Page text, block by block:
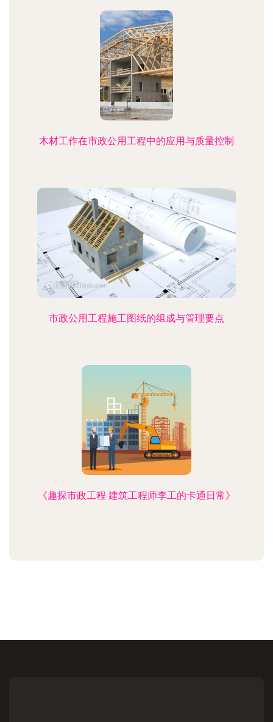
木材工作在市政公用工程中的应用与质量控制
市政公用工程施工图纸的组成与管理要点
《趣探市政工程 建筑工程师李工的卡通日常》